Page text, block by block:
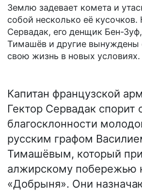
Землю задевает комета и
собой несколько её кусочков.
Сервадак, его денщик Бен-
Тимашёв и другие вынуждены
свою жизнь в новых условиях.
Капитан французской
Гектор Сервадак спорит
благосклонности
русским графом
Тимашёвым, который
алжирскому побережью
«Добрыня». Они